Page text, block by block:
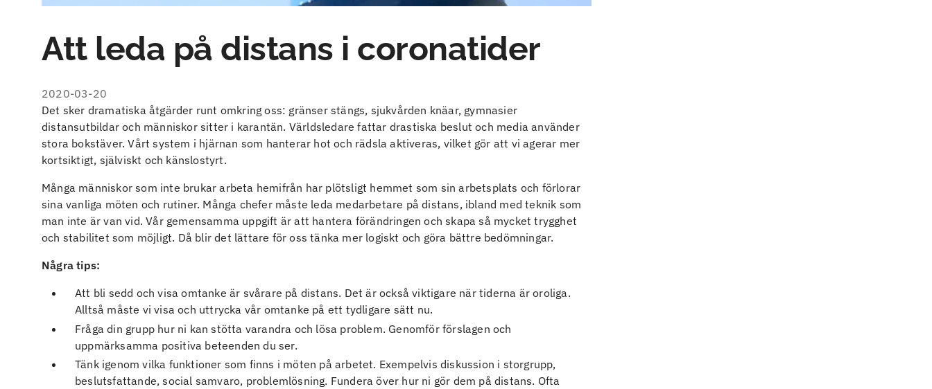
Att leda på distans i coronatider
2020-03-20
Det sker dramatiska åtgärder runt omkring oss: gränser stängs, sjukvården knäar, gymnasier
distansutbildar och människor sitter i karantän. Världsledare fattar drastiska beslut och media använder
stora bokstäver. Vårt system i hjärnan som hanterar hot och rädsla aktiveras, vilket gör att vi agerar mer
kortsiktigt, själviskt och känslostyrt.
Många människor som inte brukar arbeta hemifrån har plötsligt hemmet som sin arbetsplats och förlorar
sina vanliga möten och rutiner. Många chefer måste leda medarbetare på distans, ibland med teknik som
man inte är van vid. Vår gemensamma uppgift är att hantera förändringen och skapa så mycket trygghet
och stabilitet som möjligt. Då blir det lättare för oss tänka mer logiskt och göra bättre bedömningar.
Några tips:
Att bli sedd och visa omtanke är svårare på distans. Det är också viktigare när tiderna är oroliga.
Alltså måste vi visa och uttrycka vår omtanke på ett tydligare sätt nu.
Fråga din grupp hur ni kan stötta varandra och lösa problem. Genomför förslagen och
uppmärksamma positiva beteenden du ser.
Tänk igenom vilka funktioner som finns i möten på arbetet. Exempelvis diskussion i storgrupp,
beslutsfattande, social samvaro, problemlösning. Fundera över hur ni gör dem på distans. Ofta